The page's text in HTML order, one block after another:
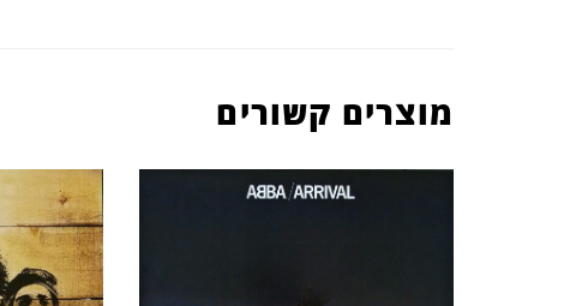
מוצרים קשורים